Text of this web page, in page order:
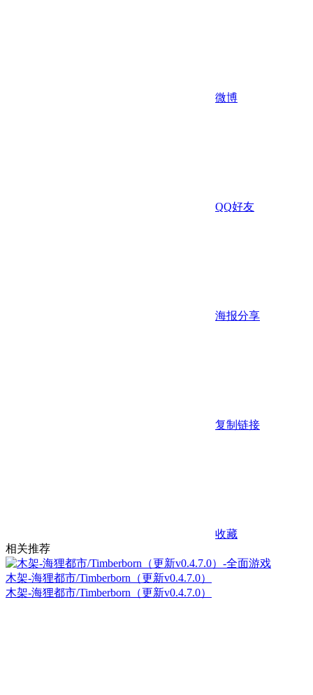
微博
QQ好友
海报分享
复制链接
收藏
相关推荐
木架-海狸都市/Timberborn（更新v0.4.7.0）
木架-海狸都市/Timberborn（更新v0.4.7.0）